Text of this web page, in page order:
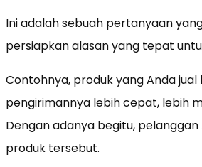
Ini adalah sebuah pertanyaan
persiapkan alasan yang tepat
Contohnya, produk yang Anda
pengirimannya lebih cepat, lebih
Dengan adanya begitu,
produk tersebut.